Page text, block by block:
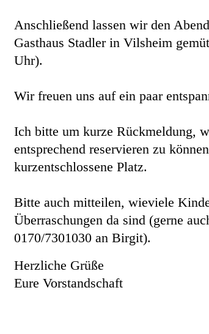
Anschließend lassen wir den
Gasthaus Stadler in Vilsheim
Uhr).
Wir freuen uns auf ein paar
Ich bitte um kurze Rückmeldung,
entsprechend reservieren zu
kurzentschlossene Platz.
Bitte auch mitteilen, wieviele
Überraschungen da sind (gerne
0170/7301030 an Birgit).
Herzliche Grüße
Eure Vorstandschaft